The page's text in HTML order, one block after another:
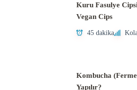
Kuru Fasulye
Vegan Cips
45 dakika
Kombucha
Yapılır?